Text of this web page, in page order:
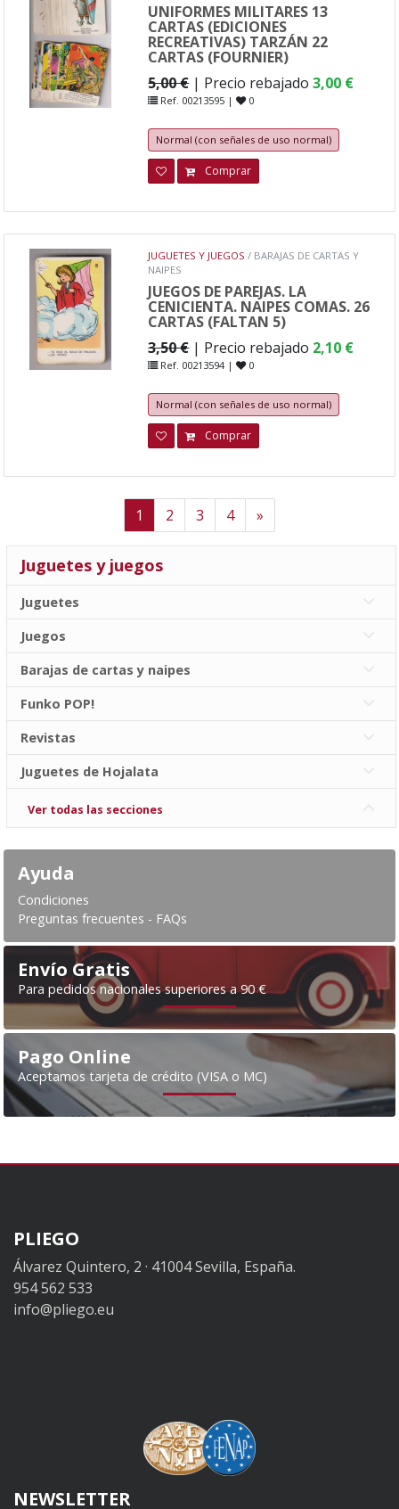
UNIFORMES MILITARES 13
CARTAS (EDICIONES
RECREATIVAS) TARZÁN 22
CARTAS (FOURNIER)
5,00 € | Precio rebajado3,00 €
Ref. 00213595 | 0
Normal (con señales de uso normal)
Comprar
JUGUETES Y JUEGOS / BARAJAS DE CARTAS Y
NAIPES
JUEGOS DE PAREJAS. LA
CENICIENTA. NAIPES COMAS. 26
CARTAS (FALTAN 5)
3,50 € | Precio rebajado 2,10 €
Ref. 00213594 | 0
Normal (con señales de uso normal)
Comprar
1 2 3 4 »
Juguetes y juegos
Juguetes
Juegos
Barajas de cartas y naipes
Funko POP!
Revistas
Juguetes de Hojalata
Ver todas las secciones
Ayuda
Condiciones
Preguntas frecuentes - FAQs
Envío Gratis
Para pedidos nacionales superiores a 90 €
Pago Online
Aceptamos tarjeta de crédito (VISA o MC)
PLIEGO
Álvarez Quintero, 2 · 41004 Sevilla, España.
954 562 533
info@pliego.eu
NEWSLETTER